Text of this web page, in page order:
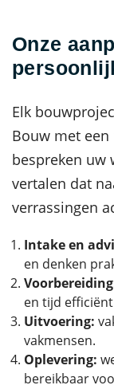
Onze
Elk
Bouw met
bespreken uw
vertalen dat
verrassingen
Intake en
en denken
en tijd
Uitvoering:
vakmensen.
Oplevering:
bereikbaar